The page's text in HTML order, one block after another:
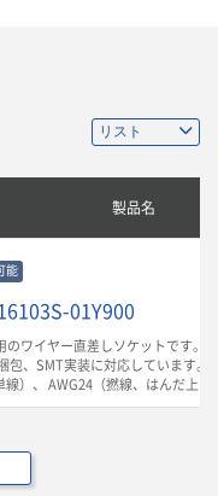
製品名
能
01Y900
のワイヤー直差しソケットです。
包、SMT実装に対応しています。
線）、 AWG24（撚線、はんだ上げ